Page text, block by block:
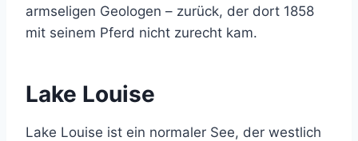
armseligen Geologen – zurück, der dort 1858
mit seinem Pferd nicht zurecht kam.
Lake Louise
Lake Louise ist ein normaler See, der westlich